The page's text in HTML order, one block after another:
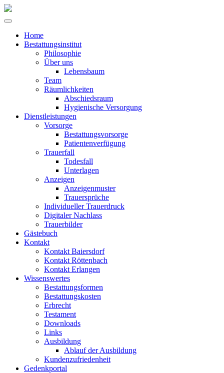
Home
Bestattungsinstitut
Philosophie
Über uns
Lebensbaum
Team
Räumlichkeiten
Abschiedsraum
Hygienische Versorgung
Dienstleistungen
Vorsorge
Bestattungsvorsorge
Patientenverfügung
Trauerfall
Todesfall
Unterlagen
Anzeigen
Anzeigenmuster
Trauersprüche
Individueller Trauerdruck
Digitaler Nachlass
Trauerbilder
Gästebuch
Kontakt
Kontakt Baiersdorf
Kontakt Röttenbach
Kontakt Erlangen
Wissenswertes
Bestattungsformen
Bestattungskosten
Erbrecht
Testament
Downloads
Links
Ausbildung
Ablauf der Ausbildung
Kundenzufriedenheit
Gedenkportal